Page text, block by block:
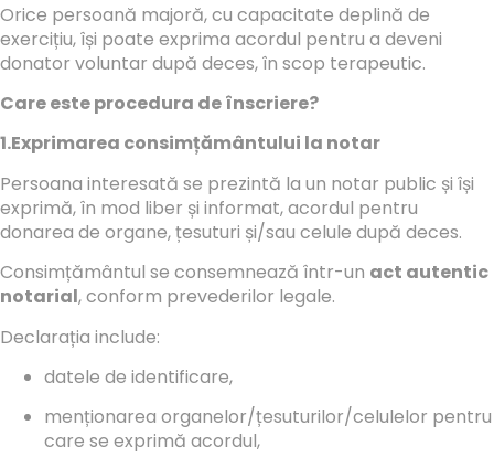
Orice persoană majoră, cu capacitate deplină de
exercițiu, își poate exprima acordul pentru a deveni
donator voluntar după deces, în scop terapeutic.
Care este procedura de înscriere?
1.Exprimarea consimțământului la notar
Persoana interesată se prezintă la un notar public și își
exprimă, în mod liber și informat, acordul pentru
donarea de organe, țesuturi și/sau celule după deces.
Consimțământul se consemnează într-un act autentic
notarial, conform prevederilor legale.
Declarația include:
datele de identificare,
menționarea organelor/țesuturilor/celulelor pentru
care se exprimă acordul,